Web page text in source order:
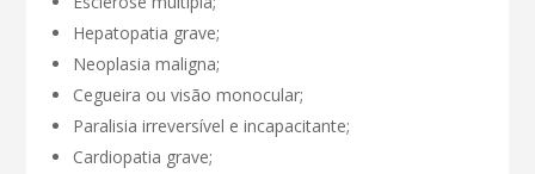
Hepatopatia grave;
Neoplasia maligna;
Cegueira ou visão monocular;
Paralisia irreversível e incapacitante;
Cardiopatia grave;